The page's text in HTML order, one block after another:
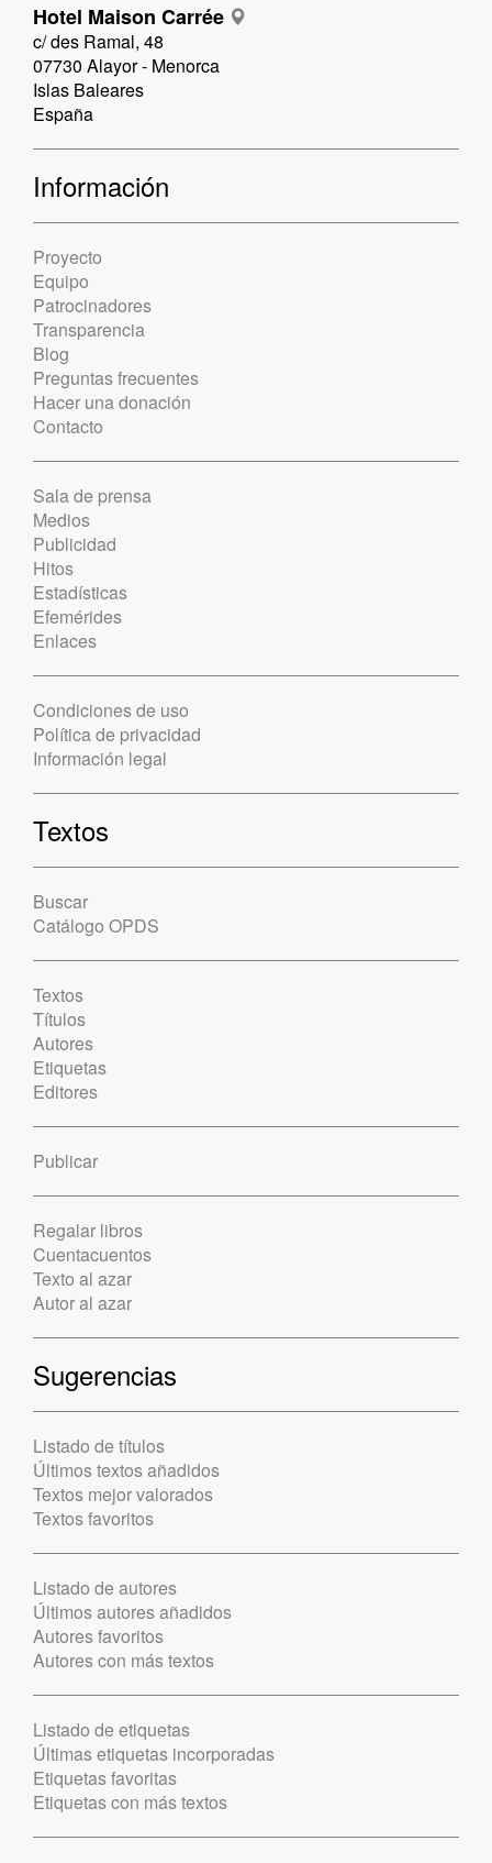
Hotel Maison Carrée
c/ des Ramal, 48
07730 Alayor - Menorca
Islas Baleares
España
Información
Proyecto
Equipo
Patrocinadores
Transparencia
Blog
Preguntas frecuentes
Hacer una donación
Contacto
Sala de prensa
Medios
Publicidad
Hitos
Estadísticas
Efemérides
Enlaces
Condiciones de uso
Política de privacidad
Información legal
Textos
Buscar
Catálogo OPDS
Textos
Títulos
Autores
Etiquetas
Editores
Publicar
Regalar libros
Cuentacuentos
Texto al azar
Autor al azar
Sugerencias
Listado de títulos
Últimos textos añadidos
Textos mejor valorados
Textos favoritos
Listado de autores
Últimos autores añadidos
Autores favoritos
Autores con más textos
Listado de etiquetas
Últimas etiquetas incorporadas
Etiquetas favoritas
Etiquetas con más textos